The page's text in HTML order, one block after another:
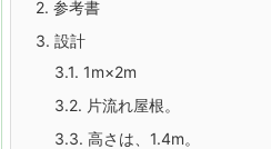
2. 参考書
3. 設計
3.1. 1m×2m
3.2. 片流れ屋根。
3.3. 高さは、1.4m。